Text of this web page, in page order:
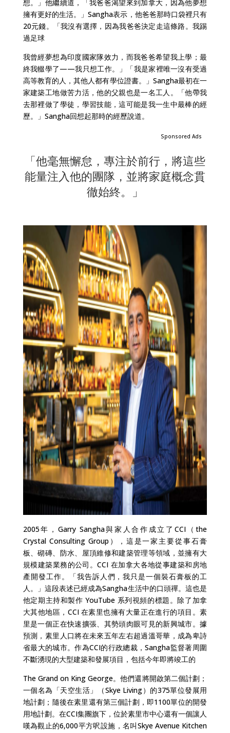
想。」他繼續道，「我爸爸渴望來到加拿大，因為他夢想
擁有更好的生活。」Sangha表示，他爸爸那時口袋裡只有
20元錢。「我沒有選擇，因為我爸爸決定走這條路。我踢
過足球
我曾經夢想為印度國家隊效力，而我爸爸希望我上學；最
終我輟學了——我只想工作。」「我是家裡唯一沒有受過
高等教育的人，其他人都有學位證書。」Sangha最初在一
家建築工地做苦力活，他的父親也是一名工人。「他帶我
去那裡做了學徒，學習技能，這可能是我一生中最棒的經
歷。」Sangha回想起那時的經歷說道。
Sponsored Ads
「他毫無懈怠，專注於前行，將這些
能量注入他的團隊，並將家庭概念貫
徹始終。」
2005年，Garry Sangha與家人合作成立了CCI（the
Crystal Consulting Group），這是一家主要從事石膏
板、砌磚、防水、屋頂維修和建築管理等領域，並擁有大
規模建築業務的公司。CCI 在加拿大各地從事建築和房地
產開發工作。「我告訴人們，我只是一個裝石膏板的工
人。」這段表述已經成為Sangha生活中的口頭禪。這也是
他定期主持和製作 YouTube 系列視頻的標題。除了加拿
大其他地區，CCI 在素里也擁有大量正在進行的項目。素
里是一個正在快速擴張、其勢頭肉眼可見的新興城市。據
預測，素里人口將在未來五年左右超過溫哥華，成為卑詩
省最大的城市。作為CCI的行政總裁，Sangha監督著周圍
不斷湧現的大型建築和發展項目，包括今年即將竣工的
The Grand on King George。他們還將開啟第二個計劃；
一個名為「天空生活」（Skye Living）的375單位發展用
地計劃；隨後在素里還有第三個計劃，即1100單位的開發
用地計劃。在CCI集團旗下，位於素里市中心還有一個讓人
嘆為觀止的6,000平方呎設施，名叫Skye Avenue Kitchen